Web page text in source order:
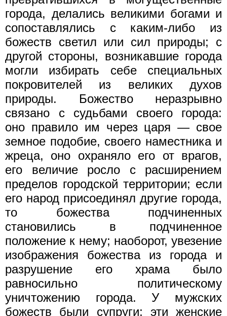
города, делались великими богами и
сопоставлялись с каким-либо из
божеств светил или сил природы; с
другой стороны, возникавшие города
могли избирать себе специальных
покровителей из великих духов
природы. Божество неразрывно
связано с судьбами своего города:
оно правило им через царя — свое
земное подобие, своего наместника и
жреца, оно охраняло его от врагов,
его величие росло с расширением
пределов городской территории; если
его народ присоединял другие города,
то божества подчиненных
становились в подчиненное
положение к нему; наоборот, увезение
изображения божества из города и
разрушение его храма было
равносильно политическому
уничтожению города. У мужских
божеств были супруги; эти женские